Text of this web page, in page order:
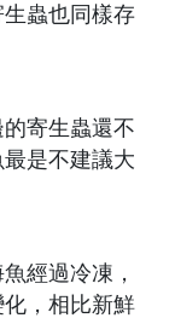
蟲也同樣存
寄生蟲還不
是不建議大
經過冷凍，
，相比新鮮